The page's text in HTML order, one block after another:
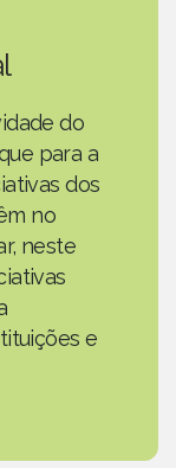
do
para a
dos
no
neste
e